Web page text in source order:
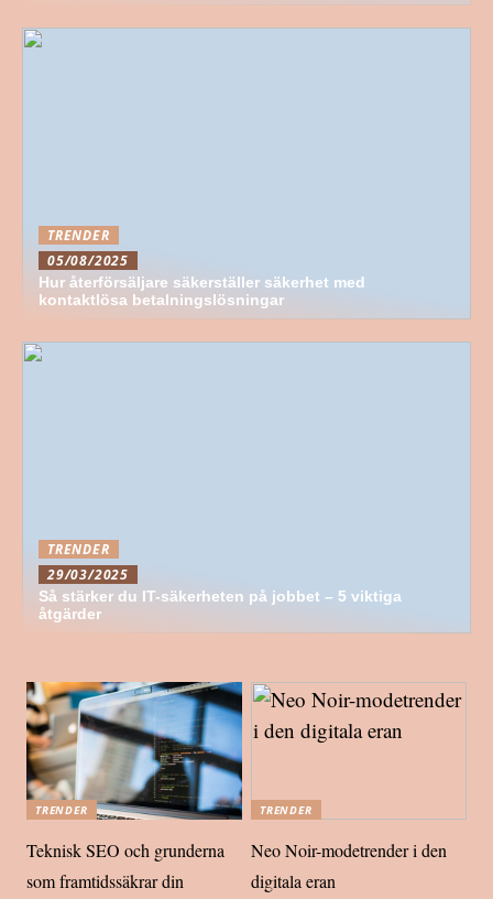
TRENDER
05/08/2025
Hur återförsäljare säkerställer säkerhet med
kontaktlösa betalningslösningar
TRENDER
29/03/2025
Så stärker du IT-säkerheten på jobbet – 5 viktiga
åtgärder
TRENDER
Teknisk SEO och grunderna
som framtidssäkrar din
TRENDER
Neo Noir-modetrender i den
digitala eran